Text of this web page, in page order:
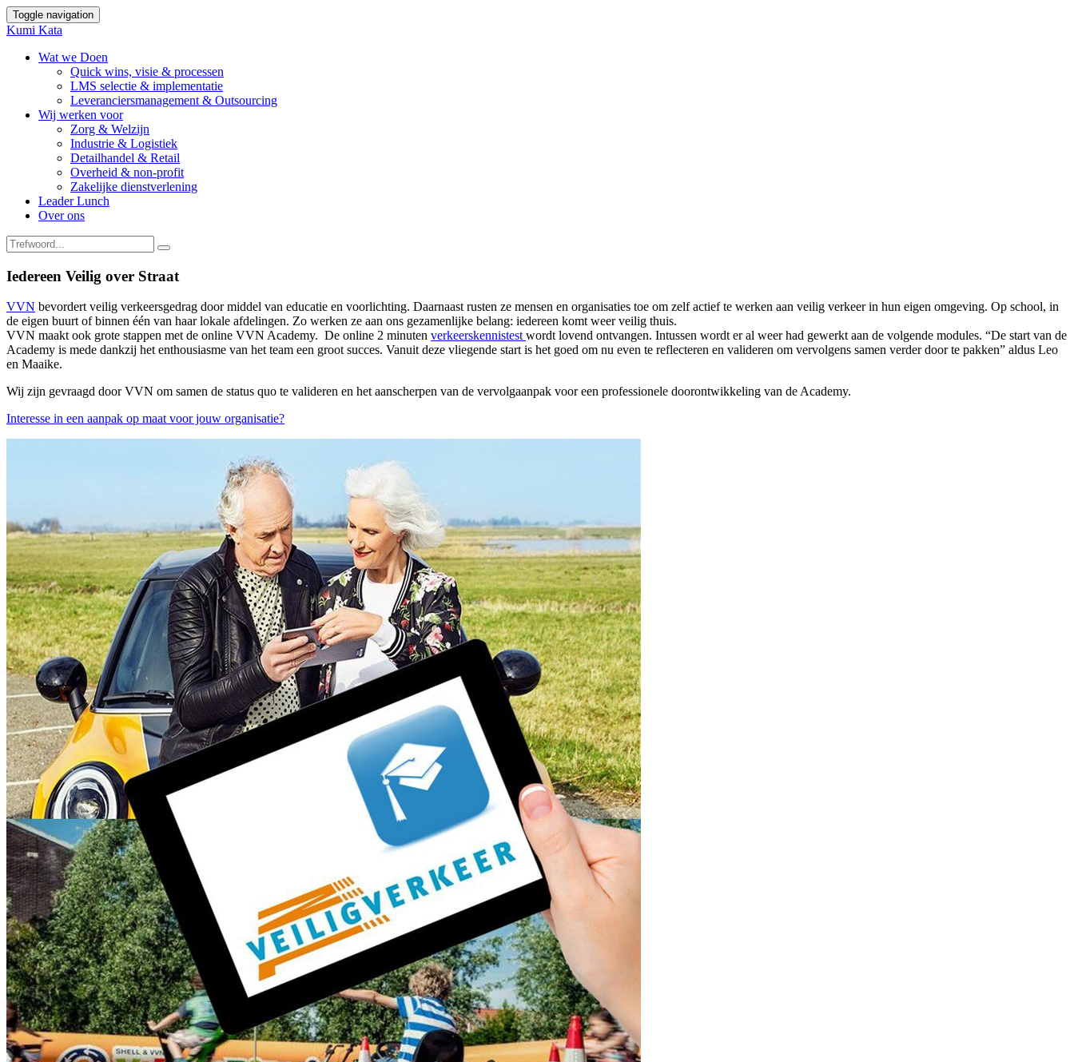
Toggle navigation
Kumi Kata
Wat we Doen
Quick wins, visie & processen
LMS selectie & implementatie
Leveranciersmanagement & Outsourcing
Wij werken voor
Zorg & Welzijn
Industrie & Logistiek
Detailhandel & Retail
Overheid & non-profit
Zakelijke dienstverlening
Leader Lunch
Over ons
Iedereen Veilig over Straat
VVN bevordert veilig verkeersgedrag door middel van educatie en voorlichting. Daarnaast rusten ze mensen en organisaties toe om zelf actief te werken aan veilig verkeer in hun eigen omgeving. Op school, in
de eigen buurt of binnen één van haar lokale afdelingen. Zo werken ze aan ons gezamenlijke belang: iedereen komt weer veilig thuis.
VVN maakt ook grote stappen met de online VVN Academy. De online 2 minuten verkeerskennistestwordt lovend ontvangen. Intussen wordt er al weer had gewerkt aan de volgende modules. “De start van de
Academy is mede dankzij het enthousiasme van het team een groot succes. Vanuit deze vliegende start is het goed om nu even te reflecteren en valideren om vervolgens samen verder door te pakken” aldus Leo
en Maaike.
Wij zijn gevraagd door VVN om samen de status quo te valideren en het aanscherpen van de vervolgaanpak voor een professionele doorontwikkeling van de Academy.
Interesse in een aanpak op maat voor jouw organisatie?